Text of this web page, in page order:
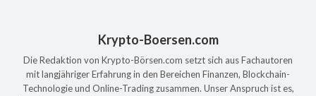
Krypto-Boersen.com
Die Redaktion von Krypto-Börsen.com setzt sich aus Fachautoren
mit langjähriger Erfahrung in den Bereichen Finanzen, Blockchain-
Technologie und Online-Trading zusammen. Unser Anspruch ist es,